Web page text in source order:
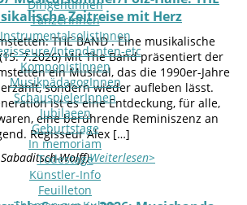
DirigentInnen
TänzerInnen
InstrumentalsolistInnen
Intendanten-etc
KomponistInnen
MusikpädagogInnen
SchauspielerInnen
Jubilaeen
Geburtstage
In memoriam
Todestage
Künstler-Info
Feuilleton
Zeitreise mit Herz
THE BAND . Eine musikalische
7.2026) Mit The Band präsentiert der
ein Musical, das die 1990er-Jahre
sondern wieder aufleben lässt.
ist es eine Entdeckung, für alle,
eine berührende Reminiszenz an
Regisseur Alex […]
Wolff)Weiterlesen>